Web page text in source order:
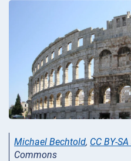
Michael Bechtold, CC BY-
Commons